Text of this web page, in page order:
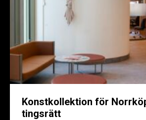
Konstkollektion för
tingsrätt